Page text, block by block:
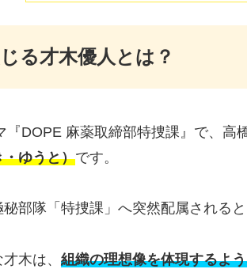
る才木優人とは？
DOPE 麻薬取締部特捜課』で、高
ゆうと）です。
部隊「特捜課」へ突然配属されると
木は、 組織の理想像を体現するよ